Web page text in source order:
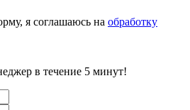
я соглашаюсь на обработку
в течение 5 минут!